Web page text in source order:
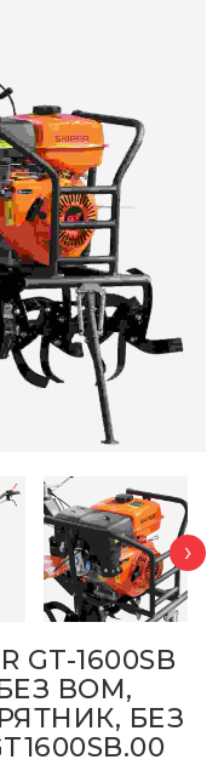
›
GT-1600SB
ВОМ,
БЕЗ